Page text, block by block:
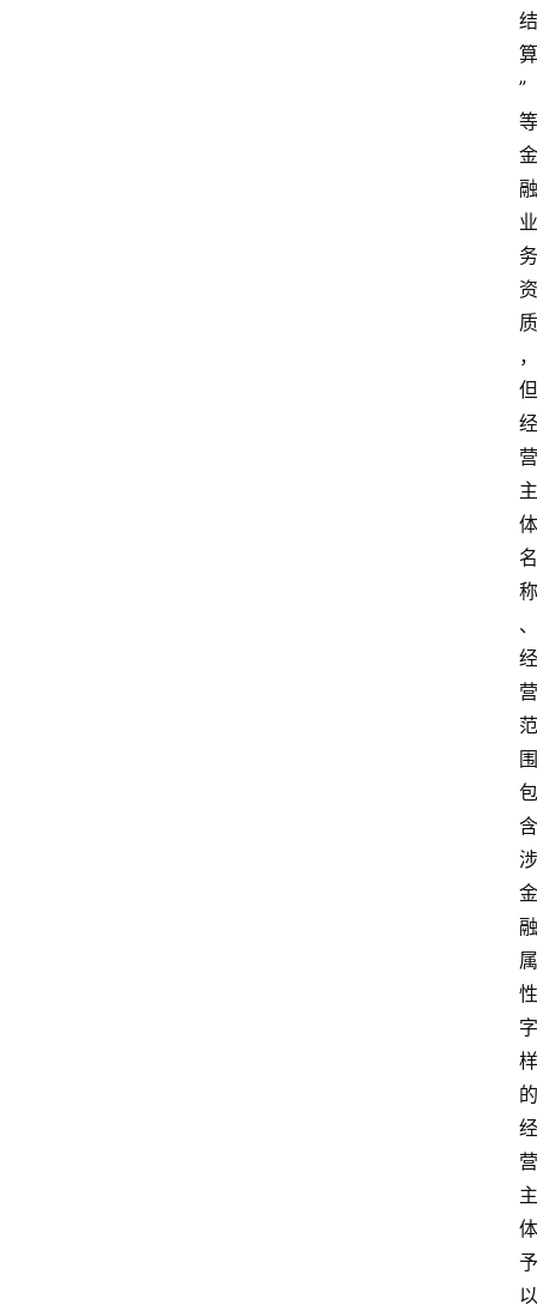
结
算
”
等
金
融
业
务
资
质
，
但
经
营
主
体
名
称
、
经
营
范
围
包
含
涉
金
融
属
性
字
样
的
经
营
主
体
予
以